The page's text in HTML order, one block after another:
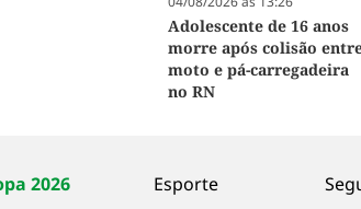
Adolescente de 16 anos
morre após colisão
moto e pá-carregadeira
no RN
2026 Esporte